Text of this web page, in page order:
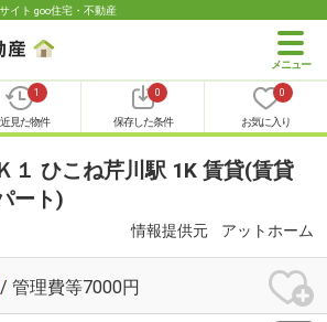
イト goo住宅・不動産
1
見た物件
0
保存した条件
0
お気に入り
１ ひこね芹川駅 1K 賃貸(賃貸
ート)
情報提供元 アットホーム
/ 管理費等7000円